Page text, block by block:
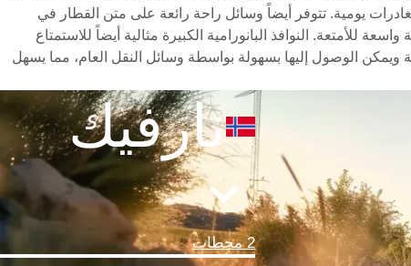
سفر متنوعة للاختيار من بينها وأوقات سفر سريعة (تستغرق الرحلة حوالي 29 ساعات) وجدول مواعيد شامل يتضمن ما يصل إلى 1 مغادرات يومية. تتوفر أيضاً وسائل راحة رائعة على متن القطار في
النوافذ البانورامية الكبيرة مثالية أيضاً للاستمتاع
الوصول إليها بسهولة بواسطة وسائل النقل العام، مما يسهل
نارفيك
2 محطات